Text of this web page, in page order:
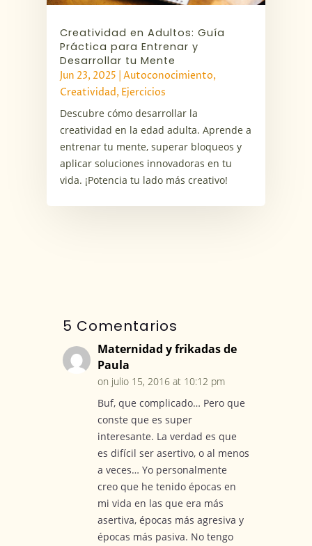
Creatividad en Adultos: Guía
Práctica para Entrenar y
Desarrollar tu Mente
Jun 23, 2025 |Autoconocimiento,
Creatividad, Ejercicios
Descubre cómo desarrollar la
creatividad en la edad adulta. Aprende a
entrenar tu mente, superar bloqueos y
aplicar soluciones innovadoras en tu
vida. ¡Potencia tu lado más creativo!
5 Comentarios
Maternidad y frikadas de
Paula
on julio 15, 2016 at 10:12 pm
Buf, que complicado… Pero que
conste que es super
interesante. La verdad es que
es difícil ser asertivo, o al menos
a veces… Yo personalmente
creo que he tenido épocas en
mi vida en las que era más
asertiva, épocas más agresiva y
épocas más pasiva. No tengo